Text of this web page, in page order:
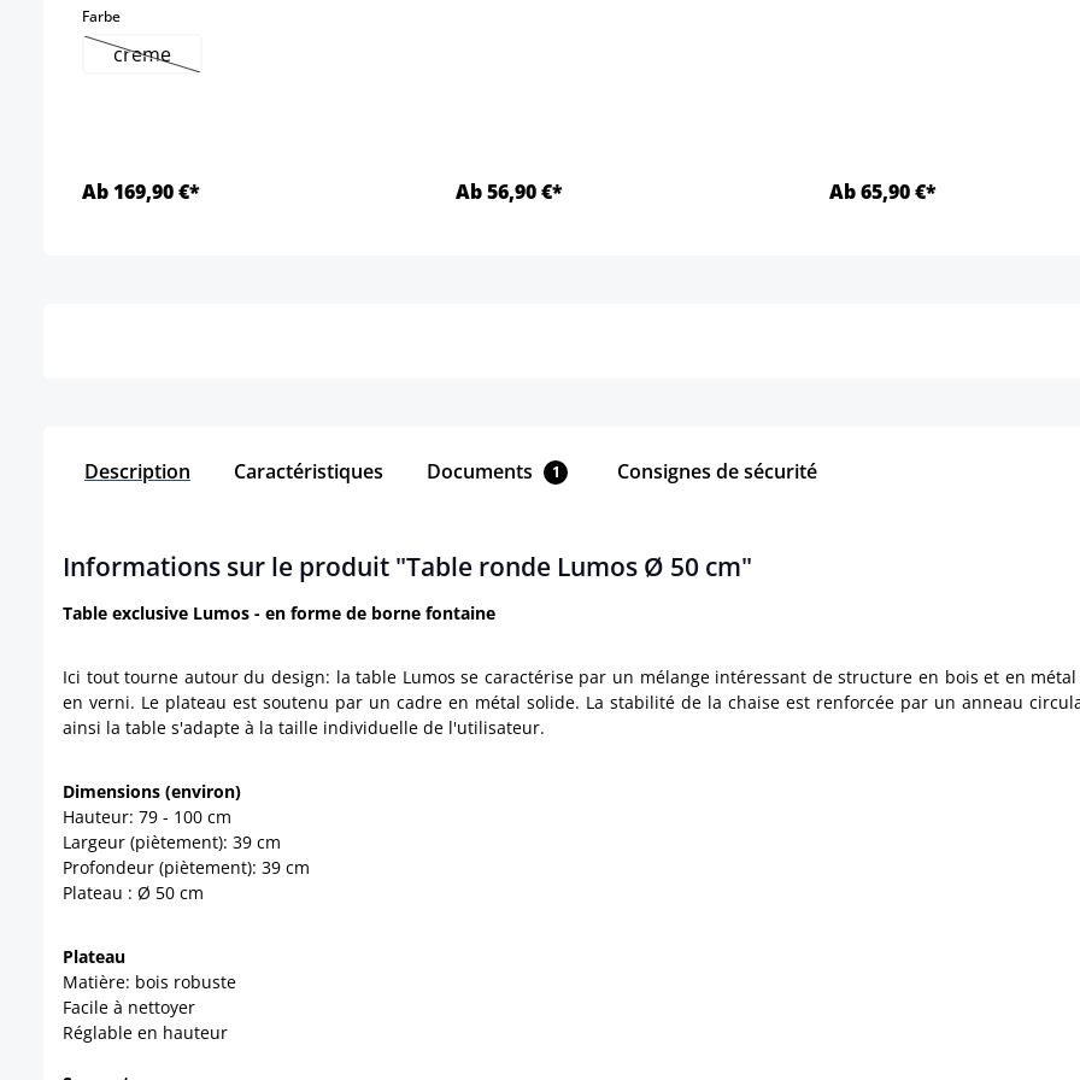
Farbeselect
creme(Cette option n'est pas disponible pour le moment.)
Ab 169,90 €* Ab 56,90 €* Ab 65,90 €*
Description Caractéristiques Documents 1 Consignes de sécurité
Informations sur le produit "Table ronde Lumos Ø 50 cm"
Table exclusive Lumos - en forme de borne fontaine
Ici tout tourne autour du design: la table Lumos se caractérise par un mélange intéressant de structure en bois et en
en verni. Le plateau est soutenu par un cadre en métal solide. La stabilité de la chaise est renforcée par un anneau
ainsi la table s'adapte à la taille individuelle de l'utilisateur.
Dimensions (environ)
Hauteur: 79 - 100 cm
Largeur (piètement): 39 cm
Profondeur (piètement): 39 cm
Plateau : Ø 50 cm
Plateau
Matière: bois robuste
Facile à nettoyer
Réglable en hauteur